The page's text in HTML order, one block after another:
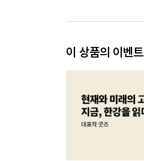
이 상품의 이벤트